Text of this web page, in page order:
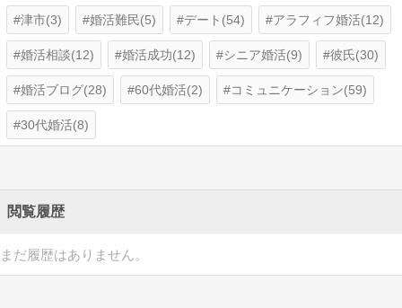
津市(3) 婚活難民(5) デート(54) アラフィフ婚活(12)
婚活相談(12) 婚活成功(12) シニア婚活(9) 彼氏(30)
婚活ブログ(28) 60代婚活(2) コミュニケーション(59)
30代婚活(8)
閲覧履歴
まだ履歴はありません。